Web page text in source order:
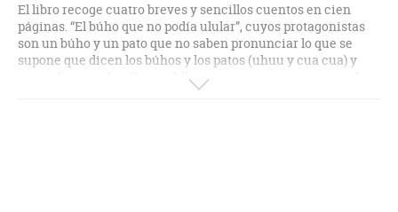
El libro recoge cuatro breves y sencillos cuentos en cien
páginas. “El búho que no podía ulular”, cuyos protagonistas
son un búho y un pato que no saben pronunciar lo que se
supone que dicen los búhos y los patos (uhuu y cua cua) y
serán desterrados. “La cuclilla que no queria cantar cucú”,
con un ave que quería cantar como otro pájaro. “La más